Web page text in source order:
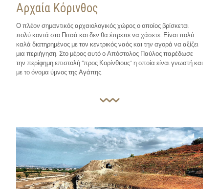
Αρχαία Κόρινθος
Ο πλέον σημαντικός αρχαιολογικός χώρος ο οποίος βρίσκεται
πολύ κοντά στο Πιτσά και δεν θα έπρεπε να χάσετε. Είναι πολύ
καλά διατηρημένος με τον κεντρικός ναός και την αγορά να αξίζει
μια περιήγηση. Στο μέρος αυτό ο Απόστολος Παύλος παρέδωσε
την περίφημη επιστολή “προς Κορίνθιους” η οποία είναι γνωστή και
με το όνομα ύμνος της Αγάπης.